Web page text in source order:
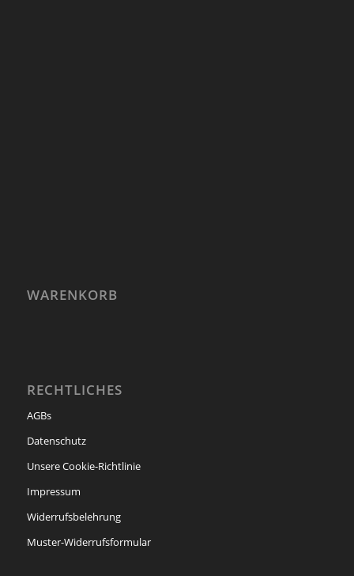
WARENKORB
RECHTLICHES
AGBs
Datenschutz
Unsere Cookie-Richtlinie
Impressum
Widerrufsbelehrung
Muster-Widerrufsformular